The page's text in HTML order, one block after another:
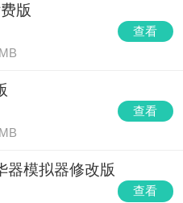
查看
版
查看
查看
器模拟器修改版